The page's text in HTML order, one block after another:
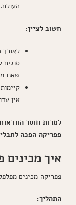
העולם.
חשוב לציין:
סוגים
שאנו
אין
למרות חוסר
פפריקה הפכה
איך מכינים
פפריקה מכינים
התהליך: